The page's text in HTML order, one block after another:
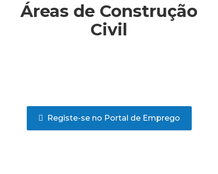
Áreas de Construção
Civil
Registe-se no Portal de Emprego